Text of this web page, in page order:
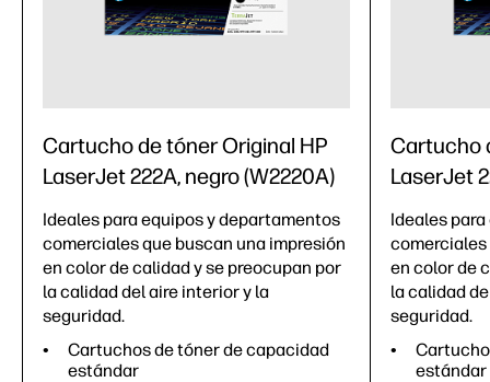
Cartucho de tóner Original HP
LaserJet 222A, negro (W2220A)
Ideales para equipos y departamentos
comerciales que buscan una impresión
en color de calidad y se preocupan por
la calidad del aire interior y la
seguridad.
Cartuchos de tóner de capacidad
estándar
Cartucho
LaserJet
Ideales
comerciales
en color de
la calidad
seguridad.
estándar